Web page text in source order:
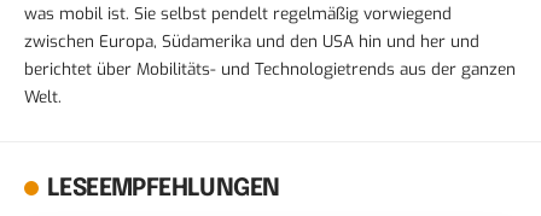
was mobil ist. Sie selbst pendelt regelmäßig vorwiegend
zwischen Europa, Südamerika und den USA hin und her und
berichtet über Mobilitäts- und Technologietrends aus der ganzen
Welt.
LESEEMPFEHLUNGEN